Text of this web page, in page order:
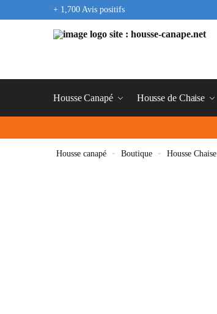
+ 1,700 Avis positifs
Housse Canapé Housse de Chaise
Housse canapé » Boutique » Housse Chaise